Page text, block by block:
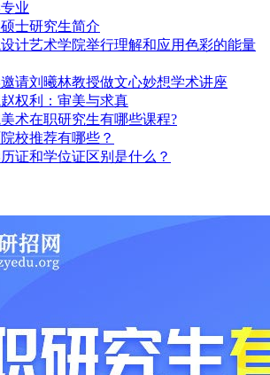
业
士研究生简介
计艺术学院举行理解和应用色彩的能量
请刘曦林教授做文心妙想学术讲座
权利：审美与求真
术在职研究生有哪些课程?
校推荐有哪些？
证和学位证区别是什么？